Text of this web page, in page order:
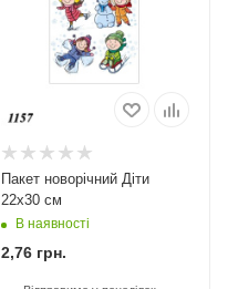
Пакет новорічний Діти
22х30 см
В наявності
2,76грн.